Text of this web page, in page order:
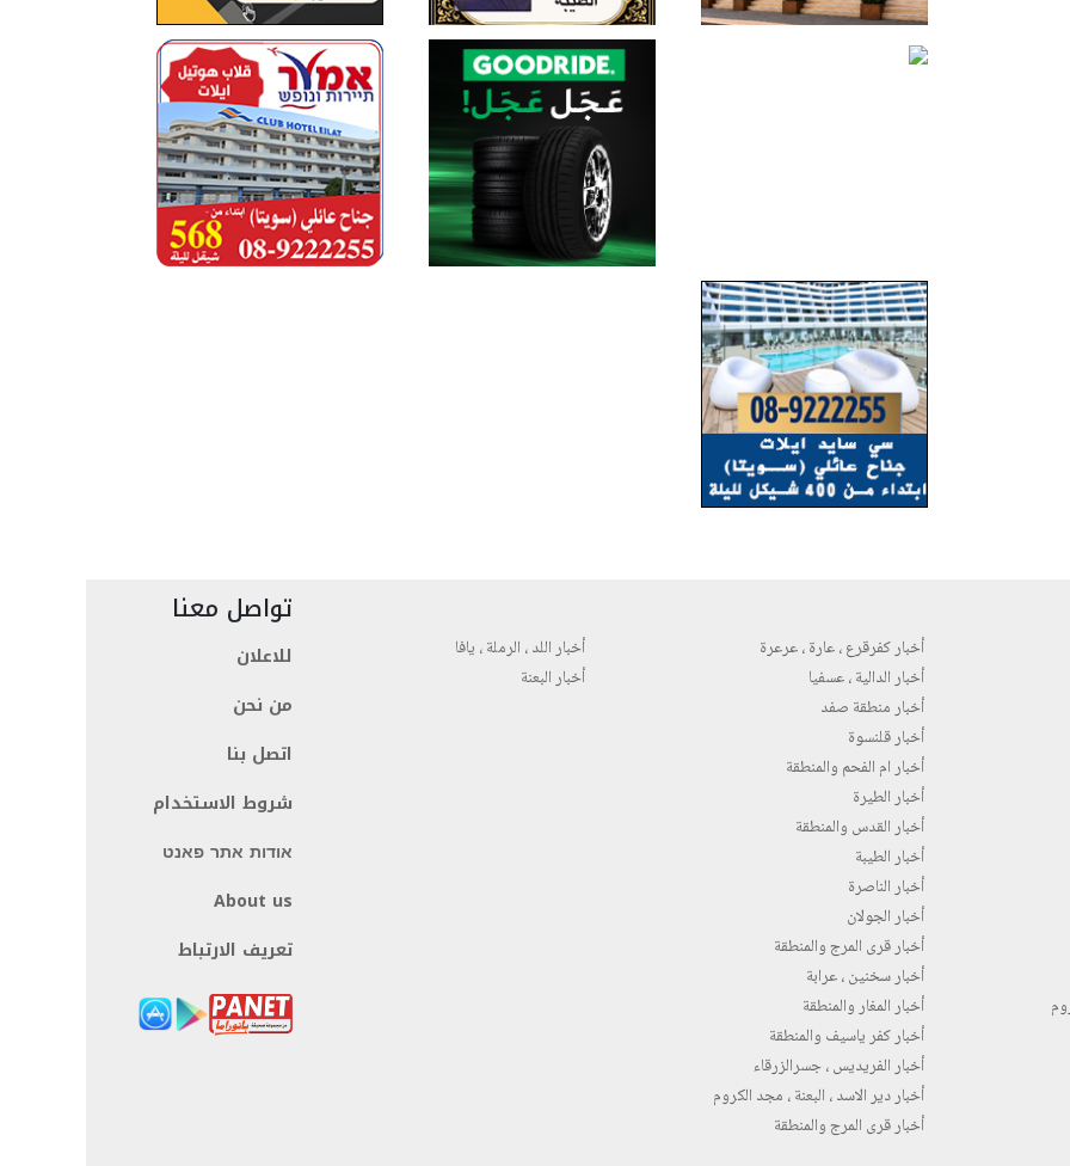
أخبار كفرقرع ، عارة ، عرعرة
أخبار الدالية ، عسفيا
أخبار منطقة صفد
أخبار قلنسوة
أخبار ام الفحم والمنطقة
أخبار الطيرة
أخبار القدس والمنطقة
أخبار الطيبة
أخبار الناصرة
أخبار الجولان
أخبار قرى المرج والمنطقة
أخبار سخنين ، عرابة
أخبار المغار والمنطقة
أخبار كفر ياسيف والمنطقة
أخبار الفريديس ، جسرالزرقاء
أخبار دير الاسد ، البعنة ، مجد الكروم
أخبار قرى المرج والمنطقة
أخبار اللد ، الرملة ، يافا
أخبار البعنة
تواصل معنا
للاعلان
من نحن
اتصل بنا
شروط الاستخدام
אודות אתר פאנט
About us
تعريف الارتباط